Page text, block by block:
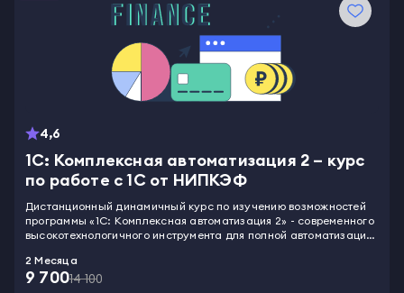
4,6
1С: Комплексная автоматизация 2 – курс
по работе с 1С от НИПКЭФ
Дистанционный динамичный курс по изучению возможностей
программы «1С: Комплексная автоматизация 2» - современного
высокотехнологичного инструмента для полной автоматизации
строение и функциональные возможности программы, научатся
самостоятельно настраивать и задавать параметры, вносить
2 Месяца
9 70014 100